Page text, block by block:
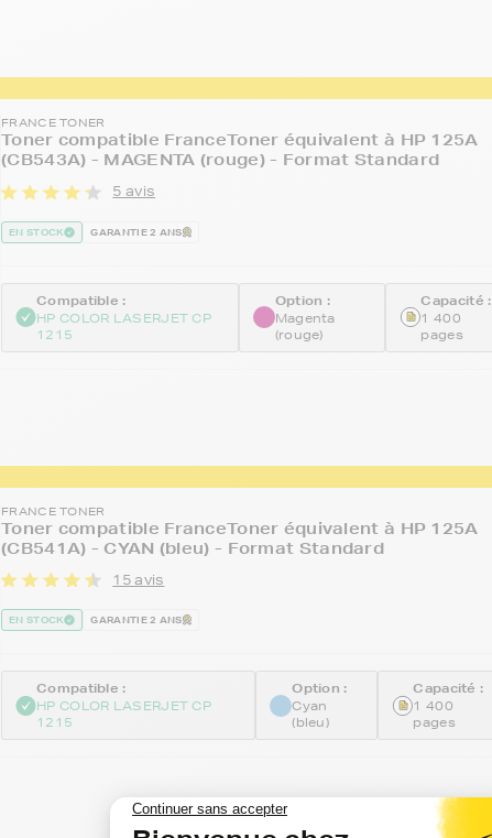
FRANCE TONER
Toner compatible FranceToner équivalent à HP 125A
(CB543A) - MAGENTA (rouge) - Format Standard
5 avis
EN STOCK GARANTIE 2 ANS
Compatible :
HP COLOR LASERJET CP
1215
Option :
Magenta
(rouge)
Capacité :
1 400
pages
FRANCE TONER
Toner compatible FranceToner équivalent à HP 125A
(CB541A) - CYAN (bleu) - Format Standard
15 avis
EN STOCK GARANTIE 2 ANS
Compatible :
HP COLOR LASERJET CP
1215
Option :
Cyan
(bleu)
Capacité :
1 400
pages